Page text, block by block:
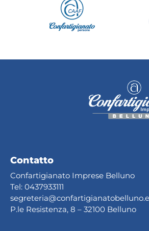
Contatto
Confartigianato Imprese Belluno
Tel: 0437933111
segreteria@confartig
P.le Resistenza, 8 – 32100 Belluno